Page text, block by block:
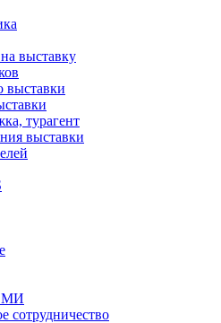
выставку
выставки
турагент
выставки
сотрудничество